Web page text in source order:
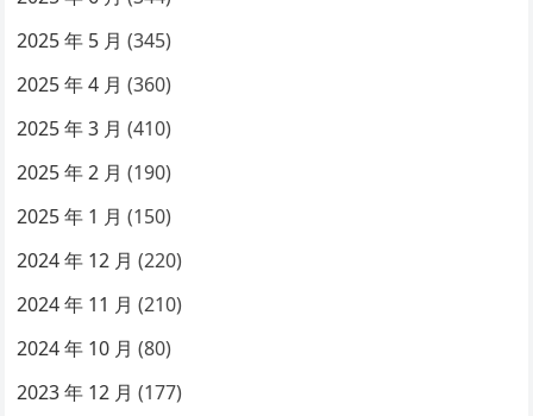
2025 年 5 月 (345)
2025 年 4 月 (360)
2025 年 3 月 (410)
2025 年 2 月 (190)
2025 年 1 月 (150)
2024 年 12 月 (220)
2024 年 11 月 (210)
2024 年 10 月 (80)
2023 年 12 月 (177)